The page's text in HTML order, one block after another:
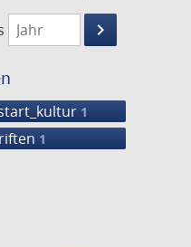
1475
keyboard_arrow_right
Suche
1
1